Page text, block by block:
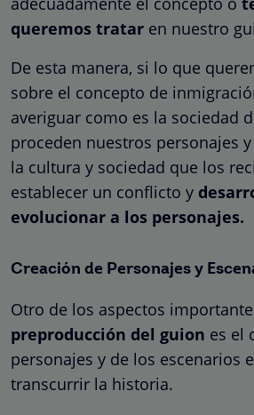
queremos tratar en nuestro
De esta manera, si lo que
sobre el concepto de
averiguar como es la sociedad
proceden nuestros personajes
la cultura y sociedad que los
establecer un conflicto y
evolucionar a los personajes.
Creación de Personajes y
Otro de los aspectos
preproducción del guion es el
personajes y de los escenarios
transcurrir la historia.